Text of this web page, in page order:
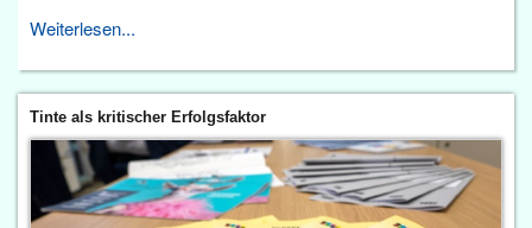
Weiterlesen...
Tinte als kritischer Erfolgsfaktor